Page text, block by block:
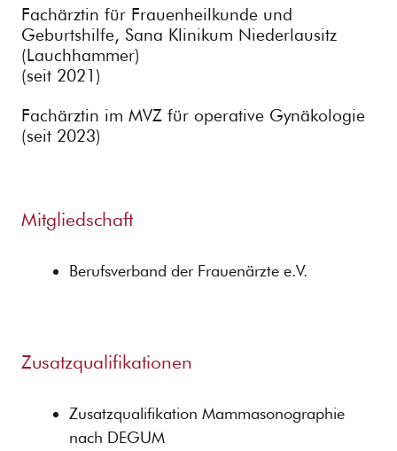
Fachärztin für Frauenheilkunde und
Geburtshilfe, Sana Klinikum Niederlausitz
(Lauchhammer)
(seit 2021)
Fachärztin im MVZ für operative Gynäkologie
(seit 2023)
Mitgliedschaft
Berufsverband der Frauenärzte e.V.
Zusatzqualifikationen
Zusatzqualifikation Mammasonographie
nach DEGUM